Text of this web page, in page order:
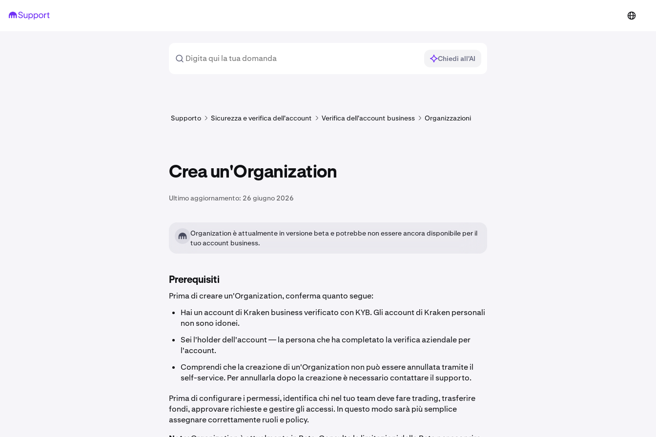
Chiedi all'AI
Supporto Sicurezza e verifica dell'account Verifica dell'account business Organizzazioni
Crea un'Organization
Ultimo aggiornamento: 26 giugno 2026
Organization è attualmente in versione beta e potrebbe non essere ancora disponibile per il
tuo account business.
Prerequisiti
Prima di creare un'Organization, conferma quanto segue:
Hai un account di Kraken business verificato con KYB. Gli account di Kraken personali
non sono idonei.
Sei l'holder dell'account — la persona che ha completato la verifica aziendale per
l'account.
Comprendi che la creazione di un'Organization non può essere annullata tramite il
self-service. Per annullarla dopo la creazione è necessario contattare il supporto.
Prima di configurare i permessi, identifica chi nel tuo team deve fare trading, trasferire
fondi, approvare richieste e gestire gli accessi. In questo modo sarà più semplice
assegnare correttamente ruoli e policy.